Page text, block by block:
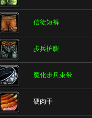
信徒短裤
步兵护腿
魔化步兵束带
硬肉干